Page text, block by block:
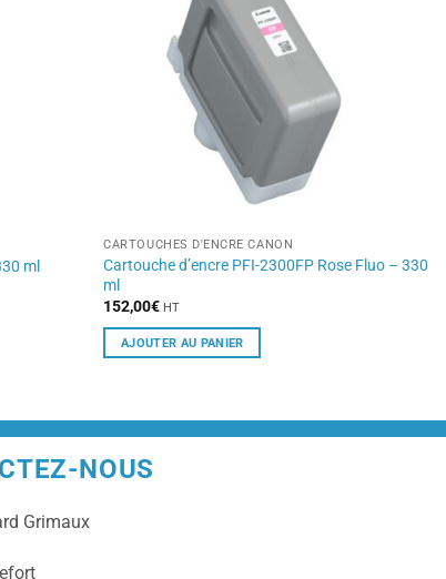
ml
CARTOUCHES D'ENCRE CANON
Cartouche d’encre PFI-2300FP Rose Fluo – 330
ml
152,00€ HT
AJOUTER AU PANIER
NOUS
Grimaux